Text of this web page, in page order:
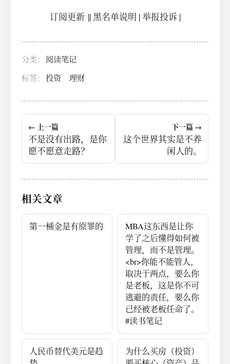
订阅更新||黑名单说明 |举报投诉 |
分类：
阅读笔记
标签： 投资 理财
← 上一篇
不是没有出路，是你
愿不愿意走路？
下一篇 →
这个世界其实是不养
闲人的。
相关文章
第一桶金是有原罪的
MBA这东西是让你
学了之后懂得如何被
管理，而不是管理。
<br>你能不能管人，
取决于两点，要么你
是老板，这是你不可
逃避的责任，要么你
已经被老板任命了。
#读书笔记
人民币替代美元是趋
为什么买房（投资）